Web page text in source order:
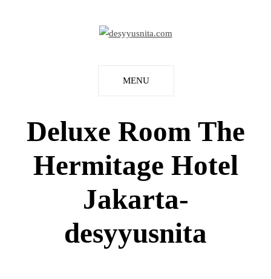
MENU
Deluxe Room The
Hermitage Hotel
Jakarta-
desyyusnita